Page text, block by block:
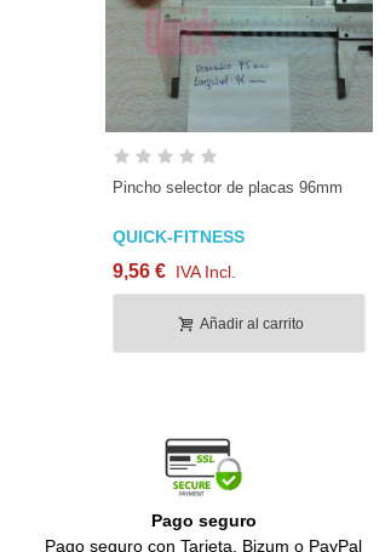
Pincho selector de placas 96mm
QUICK-FITNESS
9,56 € IVA Incl.
Añadir al carrito
Pago seguro
Pago seguro con Tarjeta, Bizum o PayPal